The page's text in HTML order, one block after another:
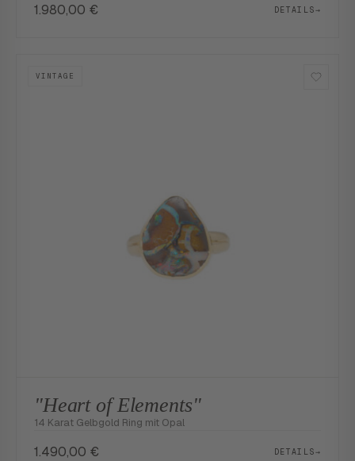
1.980,00 € DETAILS→
VINTAGE
"Heart of Elements"
14 Karat Gelbgold Ring mit Opal
1.490,00 € DETAILS→